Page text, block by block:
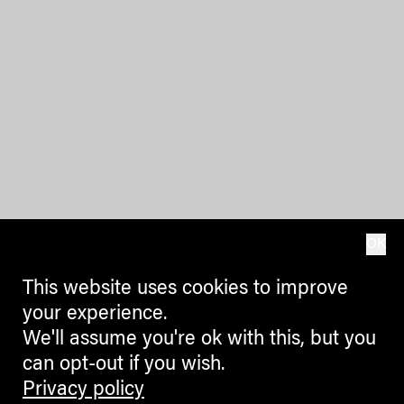
This website uses cookies to improve
your experience.
We'll assume you're ok with this, but you
can opt-out if you wish.
Privacy policy